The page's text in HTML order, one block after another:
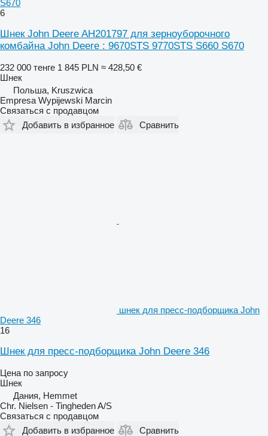
S670
6
Шнек John Deere AH201797 для зерноуборочного
комбайна John Deere : 9670STS 9770STS S660 S670
232 000 тенге 1 845 PLN ≈ 428,50 €
Шнек
Польша, Kruszwica
Empresa Wypijewski Marcin
Связаться с продавцом
Добавить в избранное
Сравнить
шнек для пресс-подборщика John
Deere 346
16
Шнек для пресс-подборщика John Deere 346
Цена по запросу
Шнек
Дания, Hemmet
Chr. Nielsen - Tingheden A/S
Связаться с продавцом
Добавить в избранное
Сравнить